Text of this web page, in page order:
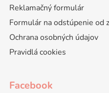
Reklamačný formulár
Formulár na odstúpenie od
Ochrana osobných údajov
Pravidlá cookies
Facebook